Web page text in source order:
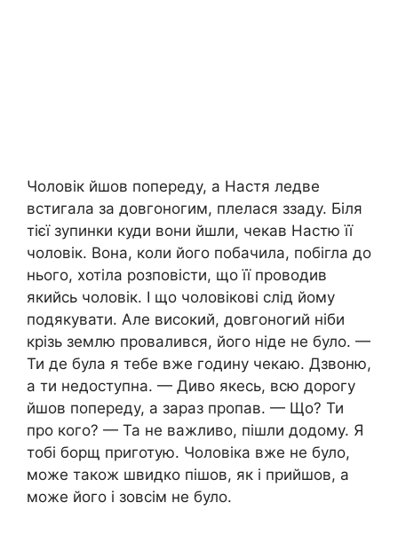
Чоловік йшов попереду, а Настя ледве
встигала за довгоногим, плелася ззаду. Біля
тієї зупинки куди вони йшли, чекав Настю її
чоловік. Вона, коли його побачила, побігла до
нього, хотіла розповісти, що її проводив
якийсь чоловік. І що чоловікові слід йому
подякувати. Але високий, довгоногий ніби
крізь землю провалився, його ніде не було. —
Ти де була я тебе вже годину чекаю. Дзвоню,
а ти недоступна. — Диво якесь, всю дорогу
йшов попереду, а зараз пропав. — Що? Ти
про кого? — Та не важливо, пішли додому. Я
тобі борщ приготую. Чоловіка вже не було,
може також швидко пішов, як і прийшов, а
може його і зовсім не було.